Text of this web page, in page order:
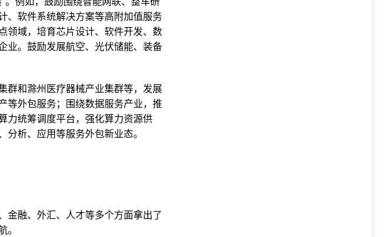
、软件系统解决方案等高附加值服务
领域，培育芯片设计、软件开发、数
业。鼓励发展航空、光伏储能、装备
群和滁州医疗器械产业集群等，发展
等外包服务；围绕数据服务产业，推
力统筹调度平台，强化算力资源供
析、应用等服务外包新业态。
金融、外汇、人才等多个方面拿出了